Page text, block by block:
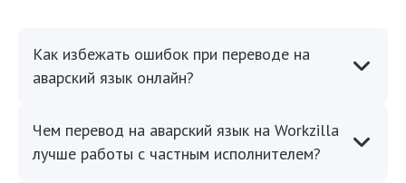
Как избежать ошибок при переводе на
аварский язык онлайн?
Чем перевод на аварский язык на Workzilla
лучше работы с частным исполнителем?